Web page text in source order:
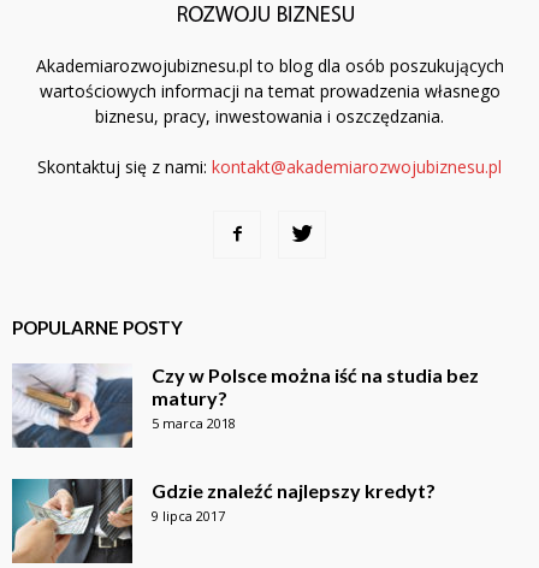
Akademiarozwojubiznesu.pl to blog dla osób poszukujących
wartościowych informacji na temat prowadzenia własnego
biznesu, pracy, inwestowania i oszczędzania.
Skontaktuj się z nami: kontakt@akademiarozwojubiznesu.pl
POPULARNE POSTY
Czy w Polsce można iść na studia bez
matury?
5 marca 2018
Gdzie znaleźć najlepszy kredyt?
9 lipca 2017